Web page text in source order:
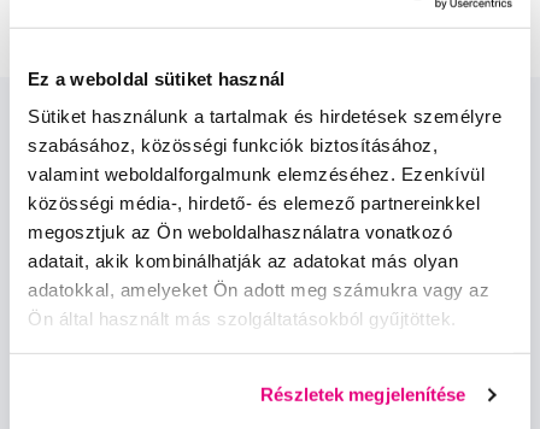
Ez a weboldal sütiket használ
Sütiket használunk a tartalmak és hirdetések személyre
szabásához, közösségi funkciók biztosításához,
valamint weboldalforgalmunk elemzéséhez. Ezenkívül
közösségi média-, hirdető- és elemező partnereinkkel
megosztjuk az Ön weboldalhasználatra vonatkozó
adatait, akik kombinálhatják az adatokat más olyan
adatokkal, amelyeket Ön adott meg számukra vagy az
Ön által használt más szolgáltatásokból gyűjtöttek.
Részletek megjelenítése
Hírek és ajánlatok
Szeretnék tájékoztatást kapni a hírekről és ajánlatokról és